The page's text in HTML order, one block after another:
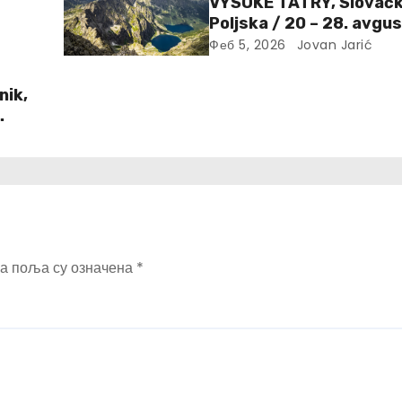
Poljska / 20 – 28.
Феб 5, 2026 Jovan Jarić
поља су означена *